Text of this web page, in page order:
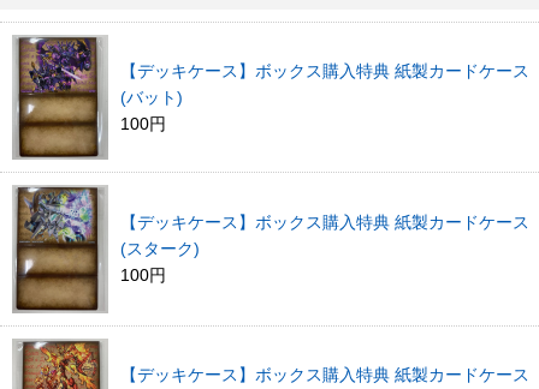
【デッキケース】ボックス購入特典 紙製カードケース
(バット)
100円
【デッキケース】ボックス購入特典 紙製カードケース
(スターク)
100円
【デッキケース】ボックス購入特典 紙製カードケース